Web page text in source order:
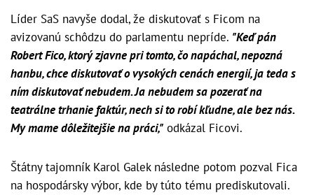
Líder SaS navyše dodal, že diskutovať s Ficom na
avizovanú schôdzu do parlamentu nepríde. "Keď pán
Robert Fico, ktorý zjavne pri tomto, čo napáchal, nepozná
hanbu, chce diskutovať o vysokých cenách energií, ja teda s
ním diskutovať nebudem. Ja nebudem sa pozerať na
teatrálne trhanie faktúr, nech si to robí kľudne, ale bez nás.
My mame dôležitejšie na práci," odkázal Ficovi.
Štátny tajomník Karol Galek následne potom pozval Fica
na hospodársky výbor, kde by túto tému prediskutovali.